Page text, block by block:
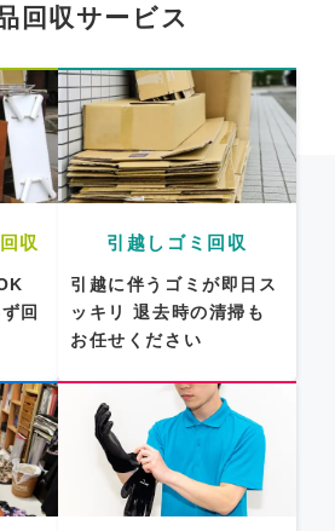
回収サービス
収
回
引越しゴミ回収
引越に伴うゴミが即日ス
ッキリ
退去時の清掃も
お任せください